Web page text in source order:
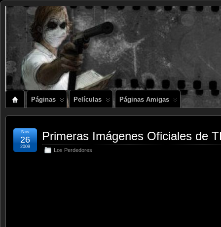
Páginas Películas Páginas Amigas
Primeras Imágenes Oficiales de
Los Perdedores
Nov
26
2009